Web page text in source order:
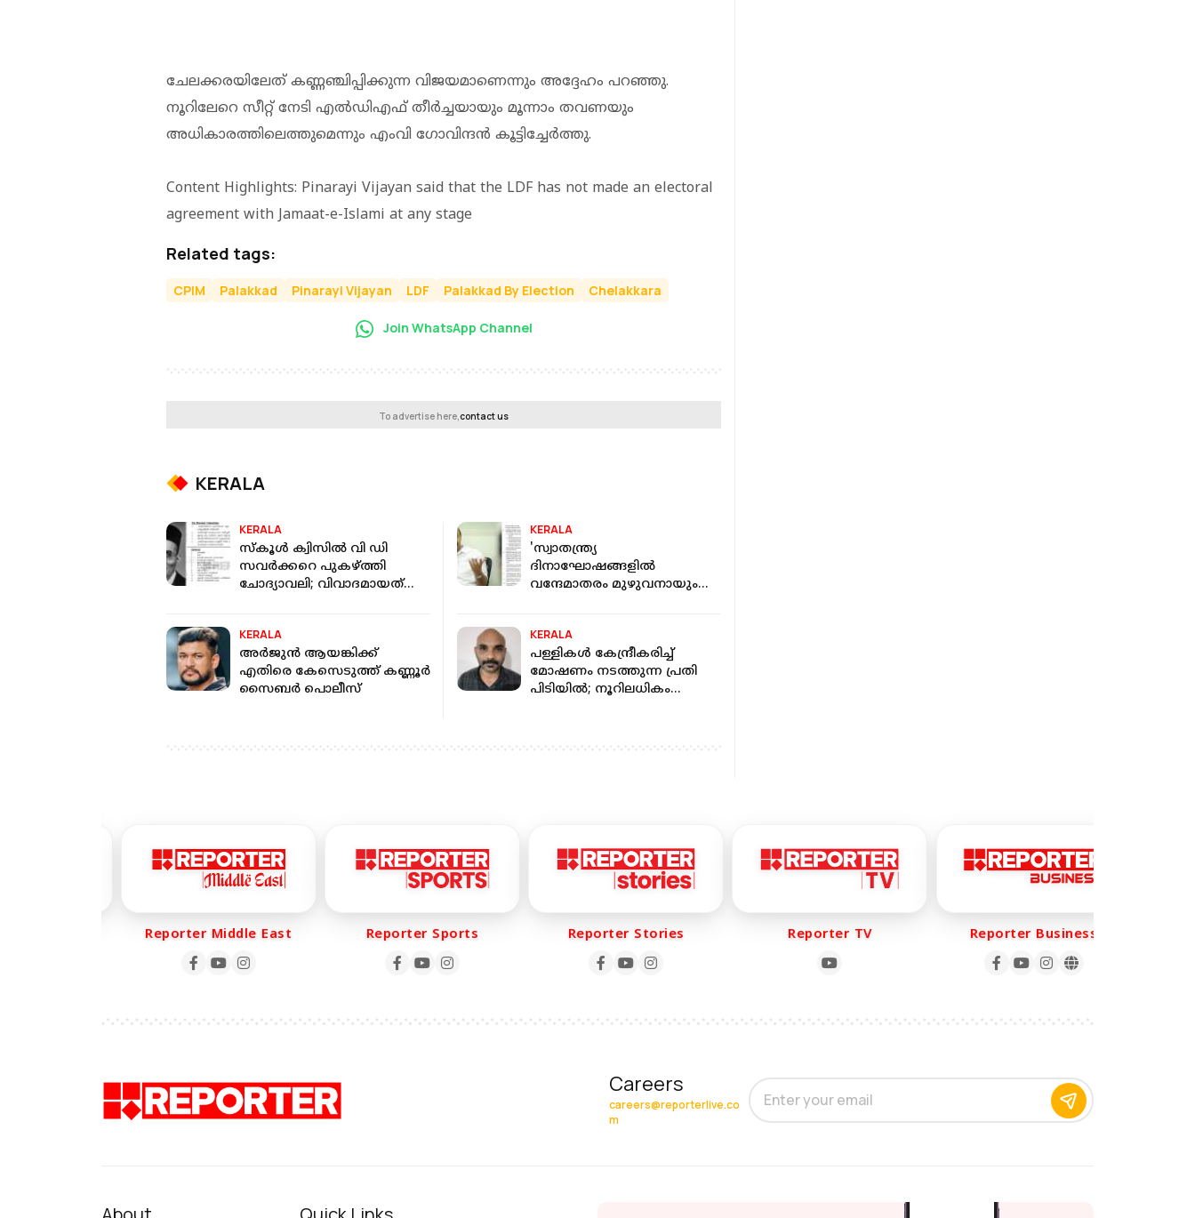
ചേലക്കരയിലേത് കണ്ണഞ്ചിപ്പിക്കുന്ന വിജയമാണെന്നും അദ്ദേഹം പറഞ്ഞു.
നൂറിലേറെ സീറ്റ് നേടി എല്‍ഡിഎഫ് തീര്‍ച്ചയായും മൂന്നാം തവണയും
അധികാരത്തിലെത്തുമെന്നും എംവി ഗോവിന്ദന്‍ കൂട്ടിച്ചേര്‍ത്തു.
Content Highlights: Pinarayi Vijayan said that the LDF has not made an electoral
agreement with Jamaat-e-Islami at any stage
Related tags:
CPIM Palakkad Pinarayi Vijayan LDF Palakkad By Election Chelakkara
Join WhatsApp Channel
To advertise here,contact us
KERALA
KERALA
സ്‌കൂള്‍ ക്വിസില്‍ വി ഡി
സവര്‍ക്കറെ പുകഴ്ത്തി
ചോദ്യാവലി; വിവാദമായത്
KERALA
'സ്വാതന്ത്ര്യ
ദിനാഘോഷങ്ങളിൽ
വന്ദേമാതരം മുഴുവനായും
സർക്കാർ
KERALA
അര്‍ജുന്‍ ആയങ്കിക്ക്
എതിരെ കേസെടുത്ത് കണ്ണൂര്‍
സൈബര്‍ പൊലീസ്
KERALA
പള്ളികള്‍ കേന്ദ്രീകരിച്ച്
മോഷണം നടത്തുന്ന പ്രതി
പിടിയില്‍; നൂറിലധികം
Reporter Middle East Reporter Sports Reporter Stories Reporter TV Reporter Business
Careers
careers@reporterlive.co
m